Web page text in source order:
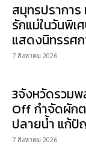
สมุทรปรากา
รักแม่ในวันพิ
แสดงนิทรรศ
7 สิงหาคม 2026
3จังหวัดรวม
Off กำจัดผัก
ปลายน้ำ แก้ปั
7 สิงหาคม 2026